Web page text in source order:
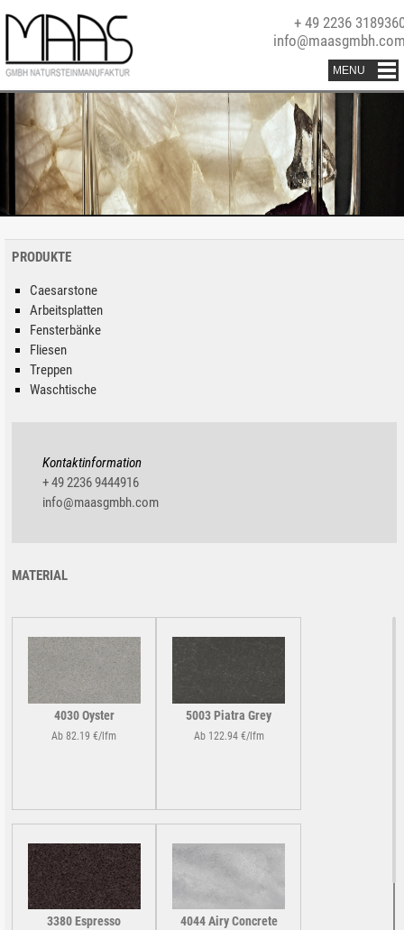
+ 49 2236
PRODUKTE
Caesarstone
Arbeitsplatten
Fensterbänke
Fliesen
Treppen
Waschtische
Kontaktinformation
+ 49 2236 9444916
info@maasgmbh.com
MATERIAL
4030 Oyster
Ab 82.19 €/lfm
5003 Piatra Grey
Ab 122.94 €/lfm
3380 Espresso 4044 Airy Concrete